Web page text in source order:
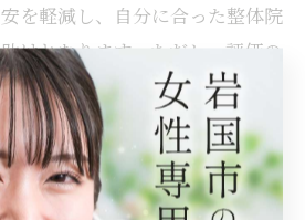
を軽減し、自分に合った整体院
けとなります。ただし、評価の
め、多数の意見を比較し総合的
です。口コミを賢く活用するこ
整体体験を実現できます。